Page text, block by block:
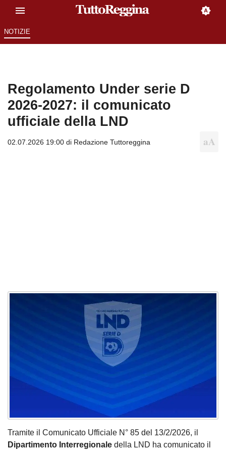
NOTIZIE
Regolamento Under serie D
2026-2027: il comunicato
ufficiale della LND
02.07.2026 19:00 di Redazione Tuttoreggina
Tramite il Comunicato Ufficiale N° 85 del 13/2/2026, il
Dipartimento Interregionale della LND ha comunicato il